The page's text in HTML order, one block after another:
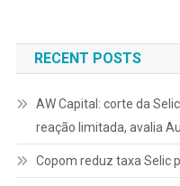
RECENT POSTS
AW Capital: corte da
reação limitada, avalia
Copom reduz taxa Selic